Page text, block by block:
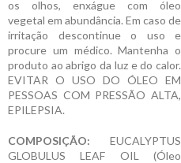
os olhos, enxágue com óleo
vegetal em abundância. Em caso de
irritação descontinue o uso e
procure um médico. Mantenha o
produto ao abrigo da luz e do calor.
EVITAR O USO DO ÓLEO EM
PESSOAS COM PRESSÃO ALTA,
EPILEPSIA.
COMPOSIÇÃO: EUCALYPTUS
GLOBULUS LEAF OIL (Óleo